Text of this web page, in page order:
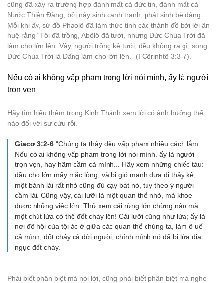
cũng đã xảy ra trường hợp đánh mất cả đức tin, đánh mất cả
Nước Thiên Đàng, bởi nảy sinh cạnh tranh, phát sinh bè đảng.
Mỗi khi ấy, sứ đồ Phaolô đã làm thức tỉnh các thánh đồ bởi lời ân
huệ rằng “Tôi đã trồng, Abôlô đã tưới, nhưng Đức Chúa Trời đã
làm cho lớn lên. Vậy, người trồng kẻ tưới, đều không ra gì, song
Đức Chúa Trời là Đấng làm cho lớn lên.” (I Côrinhtô 3:3-7).
Nếu có ai không vấp phạm trong lời nói mình, ấy là người
trọn vẹn
Hãy tìm hiểu thêm trong Kinh Thánh xem lời có ảnh hưởng thế
nào đối với sự cứu rỗi.
Giacơ 3:2-6 “Chúng ta thảy đều vấp phạm nhiều cách lắm.
Nếu có ai không vấp phạm trong lời nói mình, ấy là người
trọn vẹn, hay hãm cầm cả mình... Hãy xem những chiếc tàu:
dầu cho lớn mấy mặc lòng, và bị gió mạnh đưa đi thây kệ,
một bánh lái rất nhỏ cũng đủ cạy bát nó, tùy theo ý người
cầm lái. Cũng vậy, cái lưỡi là một quan thể nhỏ, mà khoe
được những việc lớn. Thử xem cái rừng lớn chừng nào mà
một chút lửa có thể đốt cháy lên! Cái lưỡi cũng như lửa; ấy là
nơi đô hội của tội ác ở giữa các quan thể chúng ta, làm ô uế
cả mình, đốt cháy cả đời người, chính mình nó đã bị lửa địa
ngục đốt cháy.”
Phải biết phân biệt mà nói lời, cũng phải biết phân biệt mà nghe